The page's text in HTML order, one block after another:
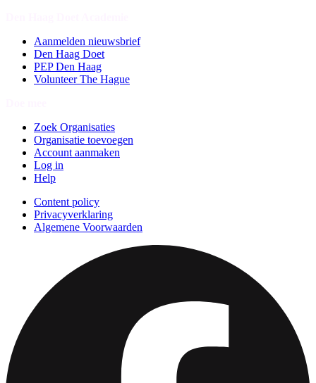
Aanmelden nieuwsbrief
Den Haag Doet
PEP Den Haag
Volunteer The Hague
Zoek Organisaties
Organisatie toevoegen
Account aanmaken
Log in
Help
Content policy
Privacyverklaring
Algemene Voorwaarden